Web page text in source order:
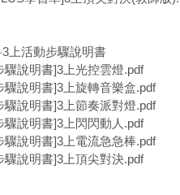
上活動步驟說明書
驟說明書]3上光控雲燈.pdf
驟說明書]3上旋轉音樂盒.pdf
驟說明書]3上節奏派對燈.pdf
驟說明書]3上閃閃動人.pdf
驟說明書]3上電流急急棒.pdf
驟說明書]3上頂尖對決.pdf